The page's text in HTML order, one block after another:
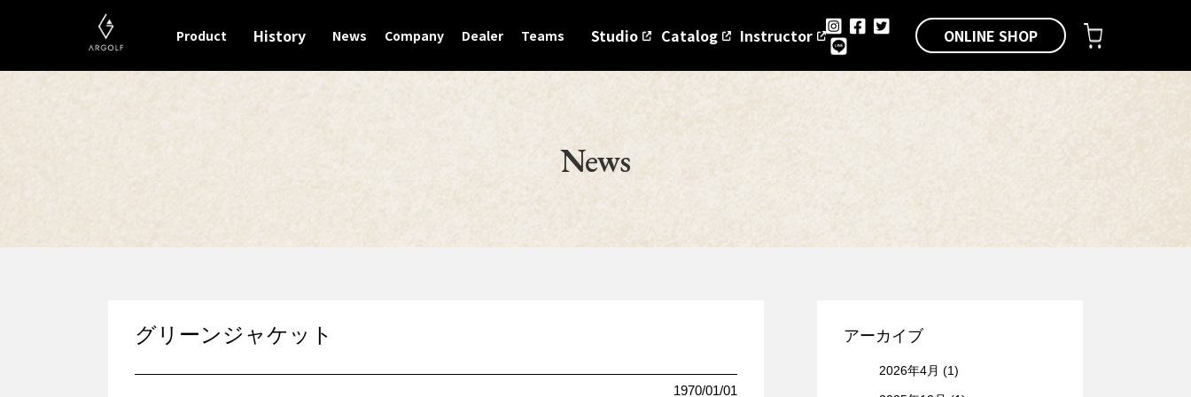
Product History News Company Dealer Teams Studio Catalog Instructor ONLINE SHOP
News
グリーンジャケット
1970/01/01
アーカイブ
2026年4月 (1)